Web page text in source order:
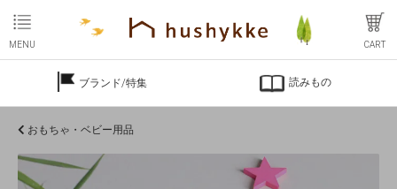
MENU CART
ブランド/特集 読みもの
おもちゃ・ベビー用品